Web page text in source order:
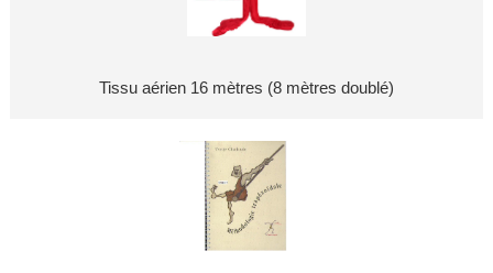
Tissu aérien 16 mètres (8 mètres doublé)